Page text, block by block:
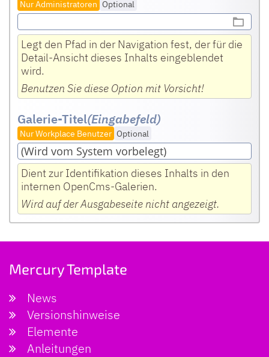
Nur Administratoren Optional
Legt den Pfad in der Navigation fest, der für die
Detail-Ansicht dieses Inhalts eingeblendet
wird.
Benutzen Sie diese Option mit Vorsicht!
Galerie-Titel(Eingabefeld)
Nur Workplace Benutzer Optional
Dient zur Identifikation dieses Inhalts in den
internen OpenCms-Galerien.
Wird auf der Ausgabeseite nicht angezeigt.
Mercury Template
News
Versionshinweise
Elemente
Anleitungen